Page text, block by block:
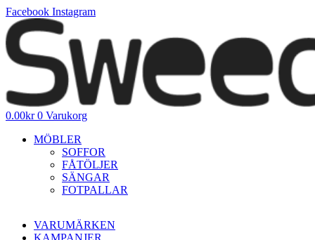
Hoppa
till
innehåll
Facebook Instagram
0.00kr 0 Varukorg
MÖBLER
SOFFOR
FÅTÖLJER
SÄNGAR
FOTPALLAR
VARUMÄRKEN
KAMPANJER